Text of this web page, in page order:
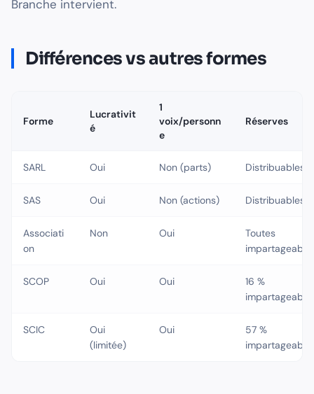
Branche intervient.
Différences vs autres formes
Forme
Lucrativit
é
1
voix/personn
e
Réserves
SARL Oui Non (parts) Distribuables
SAS Oui Non (actions) Distribuables
Associati
on
Non Oui
Toutes
SCOP Oui Oui
16 %
SCIC
Oui
(limitée)
Oui
57 %